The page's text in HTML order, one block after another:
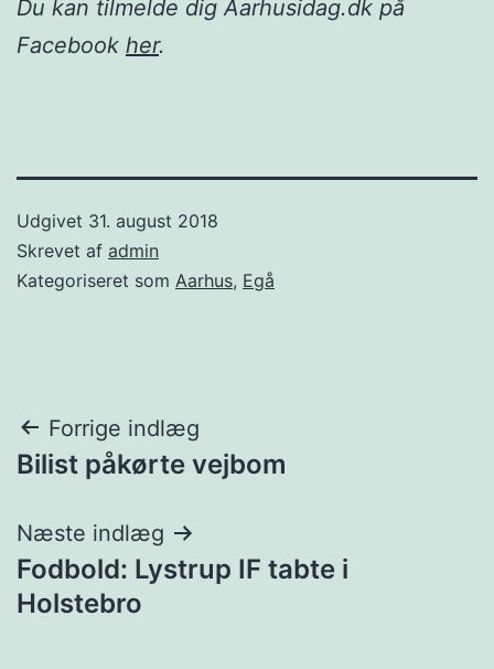
Du kan tilmelde dig Aarhusidag.dk på
Facebook her.
Udgivet 31. august 2018
Skrevet af admin
Kategoriseret som Aarhus, Egå
Indlægsnavigation
Forrige indlæg
Bilist påkørte vejbom
Næste indlæg
Fodbold: Lystrup IF tabte i
Holstebro